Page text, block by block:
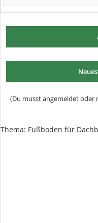
(Du musst angemeldet oder
Thema: Fußboden für